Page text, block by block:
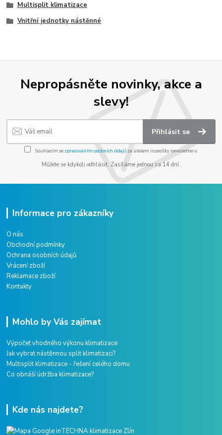
Multisplit klimatizace
Vnitřní jednotky nástěnné
Nepropásněte novinky, akce a
slevy!
Přihlásit se
Souhlasím se zpracováním osobních údajůza účelem rozesílky newsletteru.
Můžete se kdykoli odhlásit. Zasíláme jednou za 14 dní.
Informace pro zákazníky
O nás
Obchodní podmínky
Ochrana osobních údajů
Vrácení zboží
Reklamace zboží
Kontakty
Mohlo by Vás zajímat
Výpočet vhodného výkonu klimatizace
Jak vybrat nástěnnou split klimatizaci?
Multisplit klimatizace - řešení celého domu
Co obnáší údržba klimatizace?
Kde nás najdete?